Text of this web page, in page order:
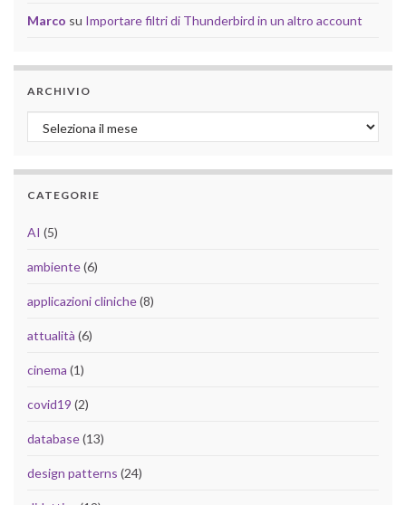
Marco su Importare filtri di Thunderbird in un altro account
ARCHIVIO
Archivio
CATEGORIE
AI (5)
ambiente(6)
applicazioni cliniche(8)
attualità (6)
cinema (1)
covid19 (2)
database(13)
design patterns (24)